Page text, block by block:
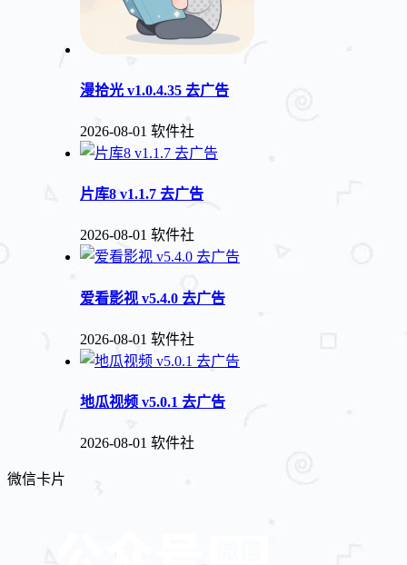
漫拾光 v1.0.4.35 去广告
2026-08-01 软件社
片库8 v1.1.7 去广告
2026-08-01 软件社
爱看影视 v5.4.0 去广告
2026-08-01 软件社
地瓜视频 v5.0.1 去广告
2026-08-01 软件社
微信卡片